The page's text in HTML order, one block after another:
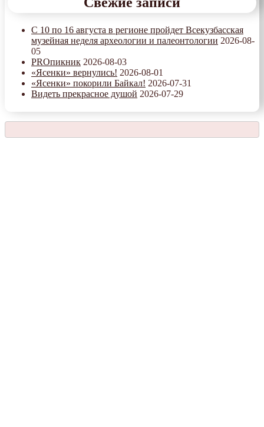
С 10 по 16 августа в регионе пройдет Всекузбасская
музейная неделя археологии и палеонтологии 2026-08-
05
PROпикник 2026-08-03
«Ясенки» вернулись! 2026-08-01
«Ясенки» покорили Байкал! 2026-07-31
Видеть прекрасное душой 2026-07-29